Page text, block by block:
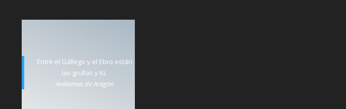
Entre el Gállego y el Ebro están
las grullas y tú.
Anónimas de Aragón